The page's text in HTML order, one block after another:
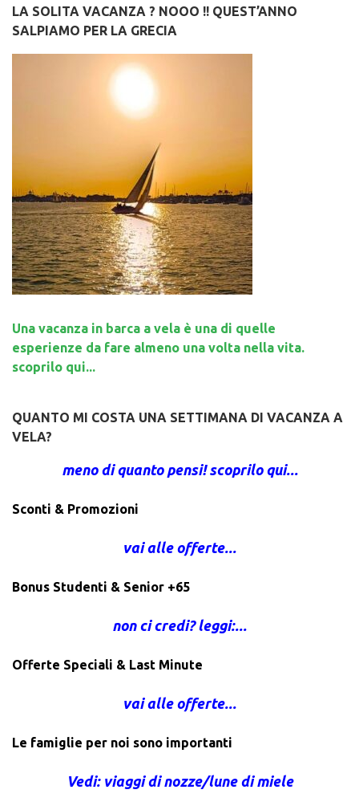
LA SOLITA VACANZA ? NOOO !! QUEST’ANNO
SALPIAMO PER LA GRECIA
Una vacanza in barca a vela è una di quelle
esperienze da fare almeno una volta nella vita.
scoprilo qui...
QUANTO MI COSTA UNA SETTIMANA DI VACANZA A
VELA?
meno di quanto pensi! scoprilo qui...
Sconti & Promozioni
vai alle offerte...
Bonus Studenti & Senior +65
non ci credi? leggi:...
Offerte Speciali & Last Minute
vai alle offerte...
Le famiglie per noi sono importanti
Vedi: viaggi di nozze/lune di miele